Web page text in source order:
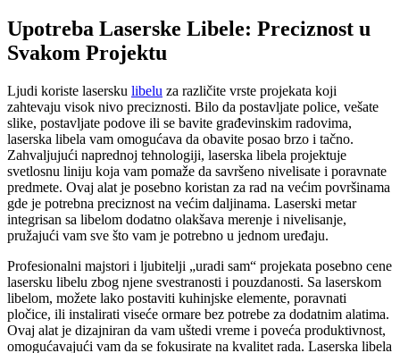
Upotreba Laserske Libele: Preciznost u
Svakom Projektu
Ljudi koriste lasersku libelu za različite vrste projekata koji
zahtevaju visok nivo preciznosti. Bilo da postavljate police, vešate
slike, postavljate podove ili se bavite građevinskim radovima,
laserska libela vam omogućava da obavite posao brzo i tačno.
Zahvaljujući naprednoj tehnologiji, laserska libela projektuje
svetlosnu liniju koja vam pomaže da savršeno nivelisate i poravnate
predmete. Ovaj alat je posebno koristan za rad na većim površinama
gde je potrebna preciznost na većim daljinama. Laserski metar
integrisan sa libelom dodatno olakšava merenje i nivelisanje,
pružajući vam sve što vam je potrebno u jednom uređaju.
Profesionalni majstori i ljubitelji „uradi sam“ projekata posebno cene
lasersku libelu zbog njene svestranosti i pouzdanosti. Sa laserskom
libelom, možete lako postaviti kuhinjske elemente, poravnati
pločice, ili instalirati viseće ormare bez potrebe za dodatnim alatima.
Ovaj alat je dizajniran da vam uštedi vreme i poveća produktivnost,
omogućavajući vam da se fokusirate na kvalitet rada. Laserska libela